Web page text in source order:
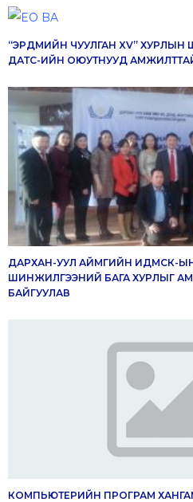
“ЭРДМИЙН ЧУУЛГАН XV” ХУРЛЫН
ДАТС-ИЙН ОЮУТНУУД
ДАРХАН-УУЛ АЙМГИЙН ИДМСК-
ШИНЖИЛГЭЭНИЙ БАГА ХУРЛЫГ
БАЙГУУЛАВ
КОМПЬЮТЕРИЙН ПРОГРАМ